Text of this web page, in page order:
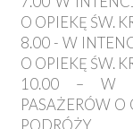
O OPIEKĘ ŚW.
8.00 - W
O OPIEKĘ ŚW.
10.00 – W
PASAŻERÓW O
PODRÓŻY